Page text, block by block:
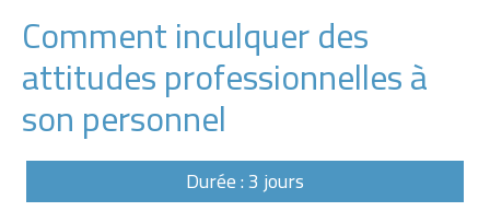
Comment inculquer des
attitudes professionnelles à
son personnel
Durée : 3 jours